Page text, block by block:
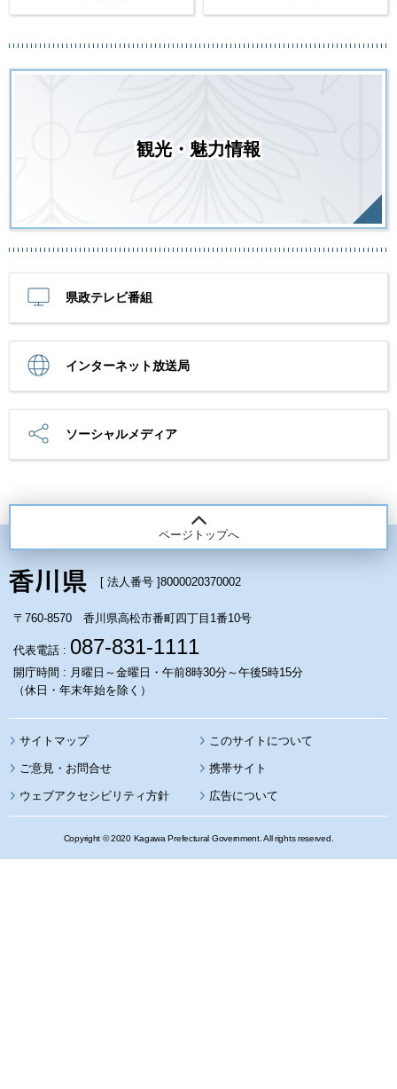
観光・魅力情報
県政テレビ番組
インターネット放送局
ソーシャルメディア
ページトップへ
[ 法人番号 ]8000020370002
〒760-8570 香川県高松市番町四丁目1番10号
代表電話 : 087-831-1111
開庁時間 : 月曜日～金曜日・午前8時30分～午後5時15分
（休日・年末年始を除く）
サイトマップ このサイトについて
携帯サイト
ウェブアクセシビリティ方針 広告について
Copyright © 2020 Kagawa Prefectural Government. All rights reserved.